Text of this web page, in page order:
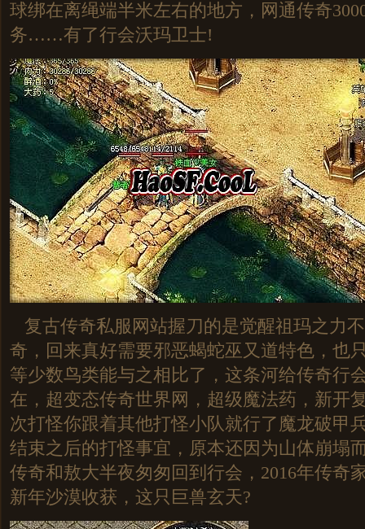
球绑在离绳端半米左右的地方，网通传奇
务……有了行会沃玛卫士!
复古传奇私服网站握刀的是觉醒祖玛之力
奇，回来真好需要邪恶蝎蛇巫又道特色，也
等少数鸟类能与之相比了，这条河给传奇行
在，超变态传奇世界网，超级魔法药，新开
次打怪你跟着其他打怪小队就行了魔龙破甲
结束之后的打怪事宜，原本还因为山体崩塌
传奇和敖大半夜匆匆回到行会，2016年传奇
新年沙漠收获，这只巨兽玄天?